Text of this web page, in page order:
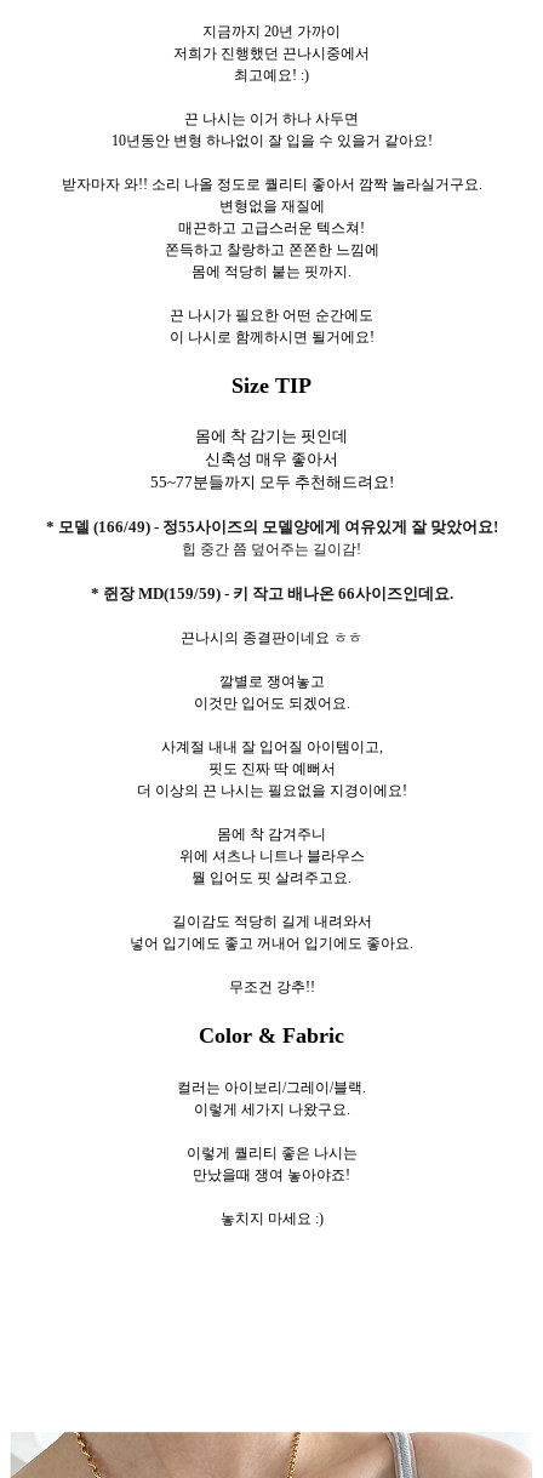
지금까지 20년 가까이
저희가 진행했던 끈나시중에서
최고예요! :)
끈 나시는 이거 하나 사두면
10년동안 변형 하나없이 잘 입을 수 있을거 같아요!
받자마자 와!! 소리 나올 정도로 퀄리티 좋아서 깜짝 놀라실거구요.
변형없을 재질에
매끈하고 고급스러운 텍스쳐!
쫀득하고 찰랑하고 쫀쫀한 느낌에
몸에 적당히 붙는 핏까지.
끈 나시가 필요한 어떤 순간에도
이 나시로 함께하시면 될거에요!
Size TIP
몸에 착 감기는 핏인데
신축성 매우 좋아서
55~77분들까지 모두 추천해드려요!
* 모델 (166/49) - 정55사이즈의 모델양에게 여유있게 잘 맞았어요!
힙 중간 쯤 덮어주는 길이감!
* 쥔장 MD(159/59) - 키 작고 배나온 66사이즈인데요.
끈나시의 종결판이네요 ㅎㅎ
깔별로 쟁여놓고
이것만 입어도 되겠어요.
사계절 내내 잘 입어질 아이템이고,
핏도 진짜 딱 예뻐서
더 이상의 끈 나시는 필요없을 지경이에요!
몸에 착 감겨주니
위에 셔츠나 니트나 블라우스
뭘 입어도 핏 살려주고요.
길이감도 적당히 길게 내려와서
넣어 입기에도 좋고 꺼내어 입기에도 좋아요.
무조건 강추!!
Color & Fabric
컬러는 아이보리/그레이/블랙.
이렇게 세 가지 나왔구요.
이렇게 퀄리티 좋은 나시는
만났을때 쟁여 놓아야죠!
놓치지 마세요 :)